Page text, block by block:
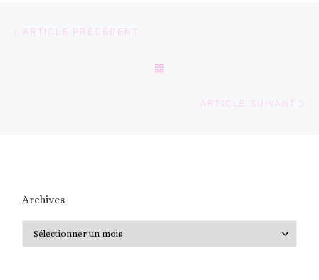
Parcourir les articles
ARTICLE PRÉCÉDENT
ARTICLE SUIVANT
Archives